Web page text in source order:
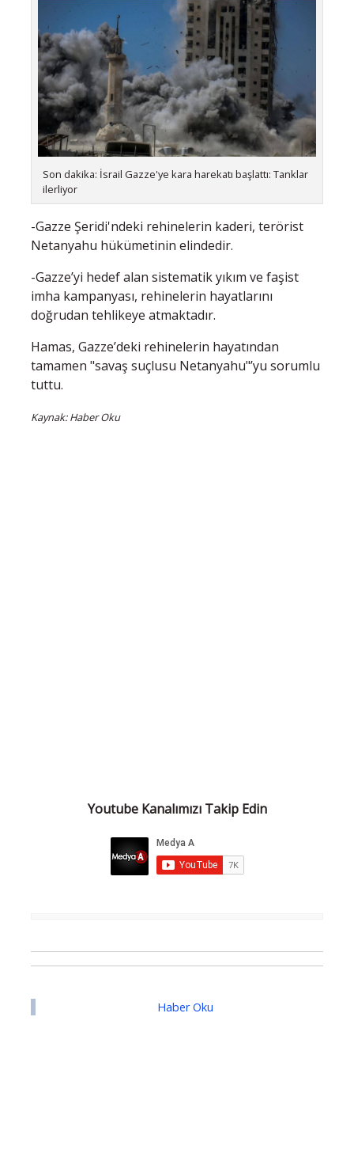
Son dakika: İsrail Gazze'ye kara harekatı başlattı: Tanklar
ilerliyor
-Gazze Şeridi'ndeki rehinelerin kaderi, terörist
Netanyahu hükümetinin elindedir.
-Gazze’yi hedef alan sistematik yıkım ve faşist
imha kampanyası, rehinelerin hayatlarını
doğrudan tehlikeye atmaktadır.
Hamas, Gazze’deki rehinelerin hayatından
tamamen "savaş suçlusu Netanyahu"’yu sorumlu
tuttu.
Kaynak: Haber Oku
Youtube Kanalımızı Takip Edin
Haber Oku